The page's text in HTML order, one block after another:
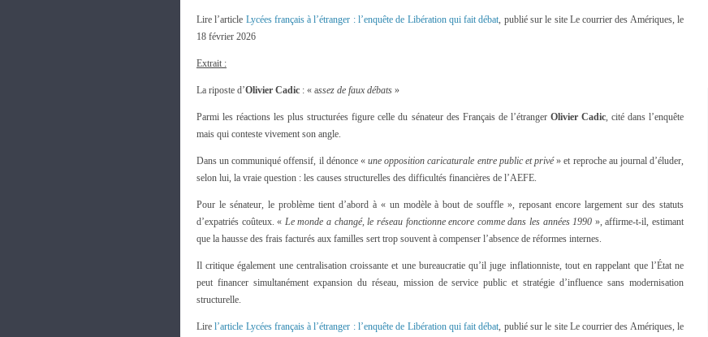
Lire l’article Lycées français à l’étranger : l’enquête de Libération qui fait débat, publié sur le site Le courrier des Amériques, le
18 février 2026
Extrait :
La riposte d’Olivier Cadic : « assez de faux débats »
Parmi les réactions les plus structurées figure celle du sénateur des Français de l’étranger Olivier Cadic, cité dans l’enquête
mais qui conteste vivement son angle.
Dans un communiqué offensif, il dénonce «une opposition caricaturale entre public et privé» et reproche au journal d’éluder,
selon lui, la vraie question : les causes structurelles des difficultés financières de l’AEFE.
Pour le sénateur, le problème tient d’abord à « un modèle à bout de souffle », reposant encore largement sur des statuts
d’expatriés coûteux. « Le monde a changé, le réseau fonctionne encore comme dans les années 1990 », affirme-t-il, estimant
que la hausse des frais facturés aux familles sert trop souvent à compenser l’absence de réformes internes.
Il critique également une centralisation croissante et une bureaucratie qu’il juge inflationniste, tout en rappelant que l’État ne
peut financer simultanément expansion du réseau, mission de service public et stratégie d’influence sans modernisation
structurelle.
Lirel’article Lycées français à l’étranger : l’enquête de Libération qui fait débat, publié sur le site Le courrier des Amériques, le